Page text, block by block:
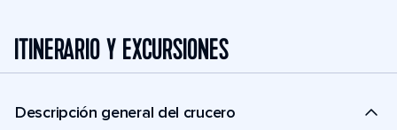
ITINERARIO Y EXCURSIONES
Descripción general del crucero